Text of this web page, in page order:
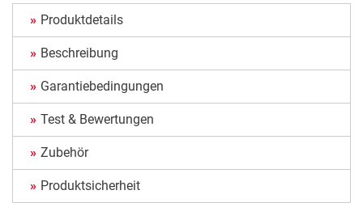
Produktdetails
Beschreibung
Garantiebedingungen
Test & Bewertungen
Zubehör
Produktsicherheit